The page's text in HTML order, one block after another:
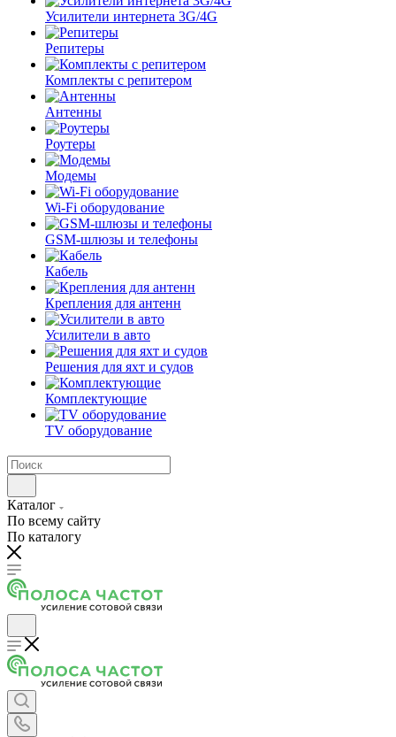
Усилители интернета 3G/4G
Репитеры
Комплекты с репитером
Антенны
Роутеры
Модемы
Wi-Fi оборудование
GSM-шлюзы и телефоны
Кабель
Крепления для антенн
Усилители в авто
Решения для яхт и судов
Комплектующие
TV оборудование
Каталог
По всему сайту
По каталогу